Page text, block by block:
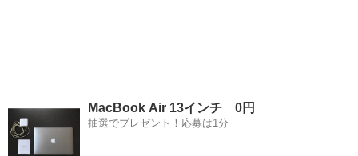
MacBook Air 13インチ 0円
抽選でプレゼント！応募は1分